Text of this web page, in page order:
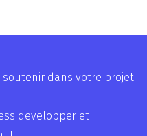
dans votre projet
developper et